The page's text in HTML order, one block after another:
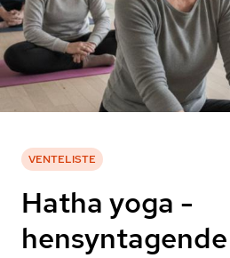
VENTELISTE
Hatha yoga -
hensyntagende